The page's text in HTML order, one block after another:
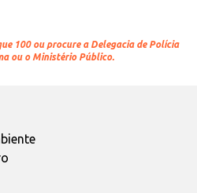
100 ou procure a Delegacia de Polícia
ou o Ministério Público.